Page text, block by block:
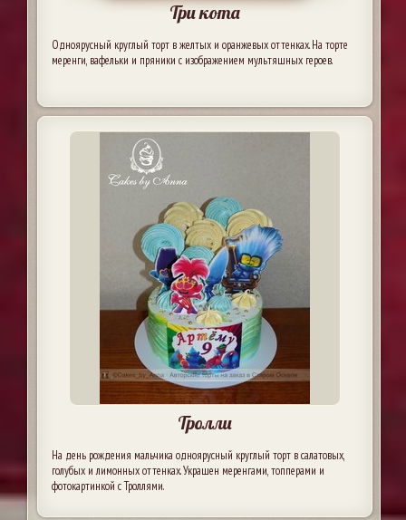
Три кота
Одноярусный круглый торт в желтых и оранжевых оттенках. На торте
меренги, вафельки и пряники с изображением мультяшных героев.
Тролли
На день рождения мальчика одноярусный круглый торт в салатовых,
голубых и лимонных оттенках. Украшен меренгами, топперами и
фотокартинкой с Троллями.